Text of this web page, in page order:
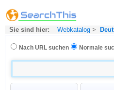
Sie sind hier: Webkatalog >
Nach URL suchen Normale